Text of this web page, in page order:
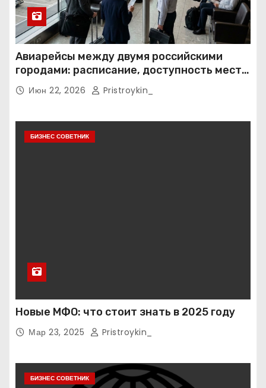
Авиарейсы между двумя российскими
городами: расписание, доступность мест и
тарифные условия
Июн 22, 2026 Pristroykin_
БИЗНЕС СОВЕТНИК
Новые МФО: что стоит знать в 2025 году
Мар 23, 2025 Pristroykin_
БИЗНЕС СОВЕТНИК